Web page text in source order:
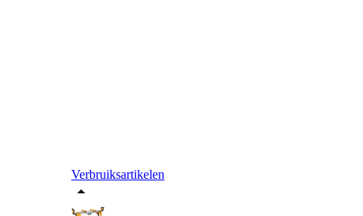
Verbruiksartikelen